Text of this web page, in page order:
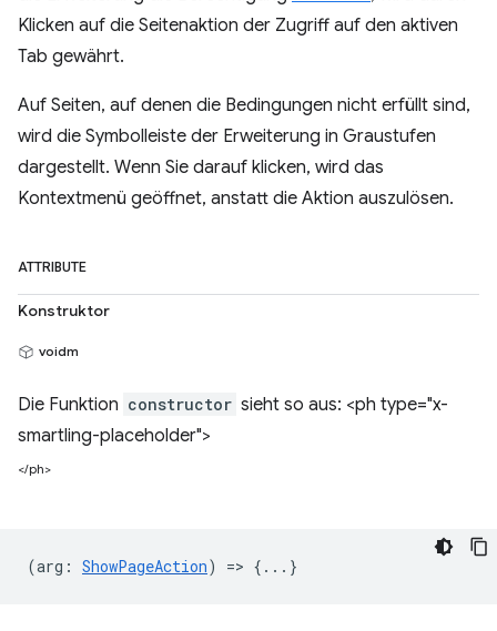
Klicken auf die Seitenaktion der Zugriff auf den aktiven
Tab gewährt.
Auf Seiten, auf denen die Bedingungen nicht erfüllt sind,
wird die Symbolleiste der Erweiterung in Graustufen
dargestellt. Wenn Sie darauf klicken, wird das
Kontextmenü geöffnet, anstatt die Aktion auszulösen.
ATTRIBUTE
Konstruktor
voidm
Die Funktion constructor sieht so aus: <ph type="x-
smartling-placeholder">
</ph>
(arg : ShowPageAction) => {...}